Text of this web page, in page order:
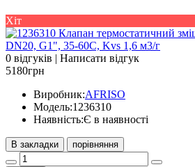
Хіт
0 відгуків | Написати відгук
5180грн
Виробник:AFRISO
Модель:1236310
Наявність:Є в наявності
В закладки порівняння